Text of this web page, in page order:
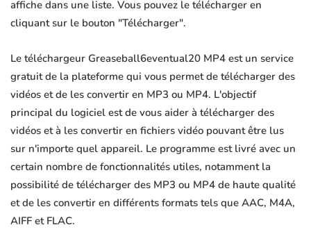
affiche dans une liste. Vous pouvez le télécharger en
cliquant sur le bouton "Télécharger".
Le téléchargeur Greaseball6eventual20 MP4 est un service
gratuit de la plateforme qui vous permet de télécharger des
vidéos et de les convertir en MP3 ou MP4. L'objectif
principal du logiciel est de vous aider à télécharger des
vidéos et à les convertir en fichiers vidéo pouvant être lus
sur n'importe quel appareil. Le programme est livré avec un
certain nombre de fonctionnalités utiles, notamment la
possibilité de télécharger des MP3 ou MP4 de haute qualité
et de les convertir en différents formats tels que AAC, M4A,
AIFF et FLAC.